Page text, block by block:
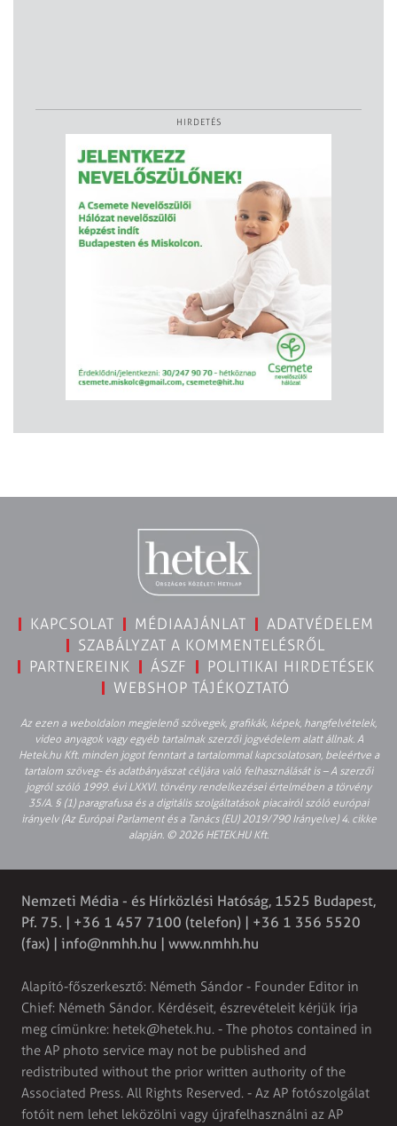
HIRDETÉS
KAPCSOLAT MÉDIAAJÁNLAT
ADATVÉDELEM
SZABÁLYZAT A KOMMENTELÉSRŐL
PARTNEREINK
ÁSZF
POLITIKAI HIRDETÉSEK
WEBSHOP TÁJÉKOZTATÓ
Az ezen a weboldalon megjelenő szövegek, grafikák, képek, hangfelvételek,
video anyagok vagy egyéb tartalmak szerzői jogvédelem alatt állnak. A
Hetek.hu Kft. minden jogot fenntart a tartalommal kapcsolatosan, beleértve a
tartalom szöveg- és adatbányászat céljára való felhasználását is – A szerzői
jogról szóló 1999. évi LXXVI. törvény rendelkezései értelmében a törvény
35/A. § (1) paragrafusa és a digitális szolgáltatások piacairól szóló európai
irányelv (Az Európai Parlament és a Tanács (EU) 2019/790 Irányelve) 4. cikke
alapján. © 2026 HETEK.HU Kft.
Nemzeti Média - és Hírközlési Hatóság, 1525 Budapest,
Pf. 75. | +36 1 457 7100 (telefon) | +36 1 356 5520
(fax) | info@nmhh.hu | www.nmhh.hu
Alapító-főszerkesztő: Németh Sándor - Founder Editor in
Chief: Németh Sándor. Kérdéseit, észrevételeit kérjük írja
meg címünkre: hetek@hetek.hu. - The photos contained in
the AP photo service may not be published and
redistributed without the prior written authority of the
Associated Press. All Rights Reserved. - Az AP fotószolgálat
fotóit nem lehet leközölni vagy újrafelhasználni az AP